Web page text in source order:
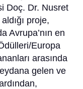
Doç. Dr. Nusret
proje,
Avrupa’nın en
Europa
arasında
gelen ve